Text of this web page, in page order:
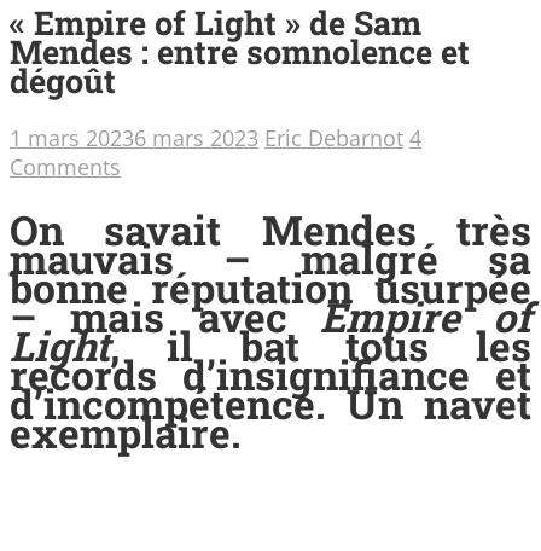
« Empire of Light » de Sam
Mendes : entre somnolence et
dégoût
1 mars 20236 mars 2023 Eric Debarnot 4
Comments
On savait Mendes très
mauvais – malgré sa
bonne réputation usurpée
– mais avecEmpire of
Light, il bat tous les
records d’insignifiance et
d’incompétence. Un navet
exemplaire.